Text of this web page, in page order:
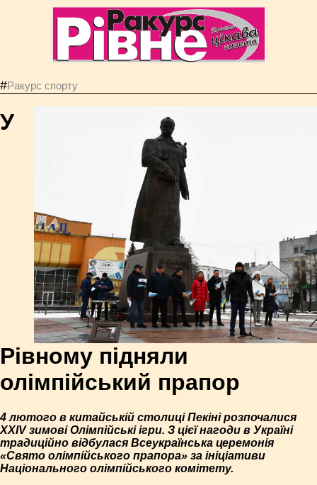
#Ракурс спорту
У
Рівному підняли
олімпійський прапор
4 лютого в китайській столиці Пекіні розпочалися
XXIV зимові Олімпійські ігри. З цієї нагоди в Україні
традиційно відбулася Всеукраїнська церемонія
«Свято олімпійського прапора» за ініціативи
Національного олімпійського комітету.